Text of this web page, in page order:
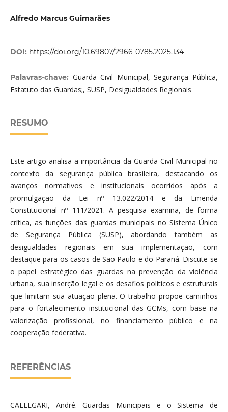
Alfredo Marcus Guimarães
DOI: https://doi.org/10.69807/2966-0785.2025.134
Palavras-chave: Guarda Civil Municipal, Segurança Pública,
Estatuto das Guardas;, SUSP, Desigualdades Regionais
RESUMO
Este artigo analisa a importância da Guarda Civil Municipal no
contexto da segurança pública brasileira, destacando os
avanços normativos e institucionais ocorridos após a
promulgação da Lei nº 13.022/2014 e da Emenda
Constitucional nº 111/2021. A pesquisa examina, de forma
crítica, as funções das guardas municipais no Sistema Único
de Segurança Pública (SUSP), abordando também as
desigualdades regionais em sua implementação, com
destaque para os casos de São Paulo e do Paraná. Discute-se
o papel estratégico das guardas na prevenção da violência
urbana, sua inserção legal e os desafios políticos e estruturais
que limitam sua atuação plena. O trabalho propõe caminhos
para o fortalecimento institucional das GCMs, com base na
valorização profissional, no financiamento público e na
cooperação federativa.
REFERÊNCIAS
CALLEGARI, André. Guardas Municipais e o Sistema de